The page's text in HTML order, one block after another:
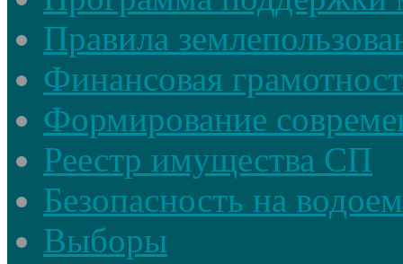
Правила
Финансовая
Формирование
Реестр имущества СП
Безопасность на
Выборы